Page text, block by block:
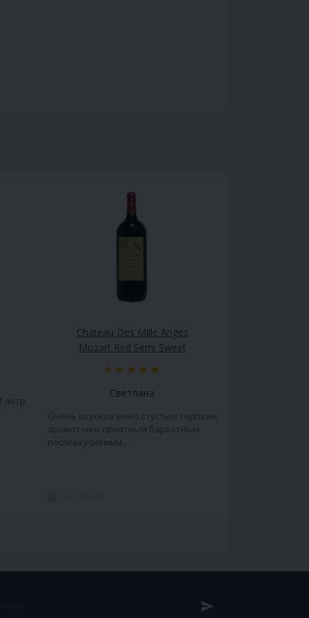
литр
Chateau Des Mille Anges
Mozart Red Semi Sweet
Светлана
Очень вкусное вино с густым терпким
ароматом и приятным бархатным
послевкусиеммм.....